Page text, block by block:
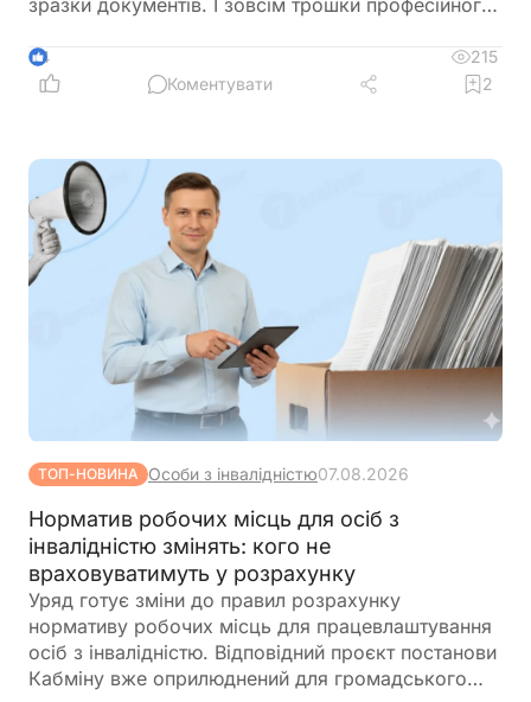
4
215
Коментувати
2
ТОП-НОВИНА Особи з інвалідністю07.08.2026
Норматив робочих місць для осіб з
інвалідністю змінять: кого не
враховуватимуть у розрахунку
Уряд готує зміни до правил розрахунку
нормативу робочих місць для працевлаштування
осіб з інвалідністю. Відповідний проєкт постанови
Кабміну вже оприлюднений для громадського